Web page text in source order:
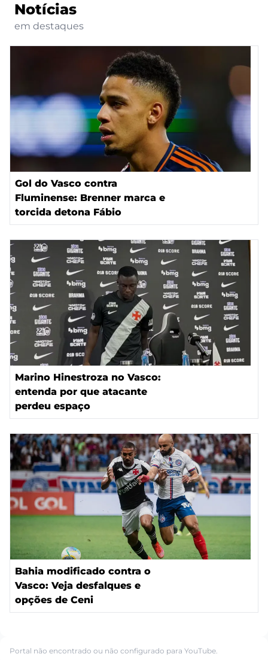
Notícias
em destaques
Gol do Vasco contra
Fluminense: Brenner marca e
torcida detona Fábio
Marino Hinestroza no Vasco:
entenda por que atacante
perdeu espaço
Bahia modificado contra o
Vasco: Veja desfalques e
opções de Ceni
Portal não encontrado ou não configurado para YouTube.